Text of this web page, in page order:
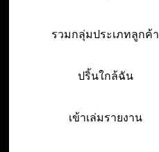
รวมกลุ่มประเภทลูกค้า
ปริ้นใกล้ฉัน
เข้าเล่มรายงาน